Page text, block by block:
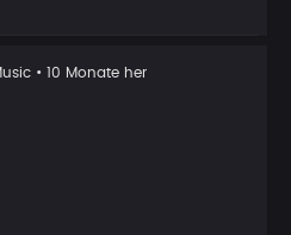
• 10 Monate her